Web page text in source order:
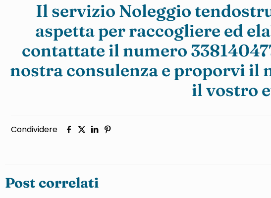
Il servizio Noleggio
aspetta per raccogliere ed
contattate il numero
nostra consulenza e proporvi
il vostro
Condividere
Post correlati